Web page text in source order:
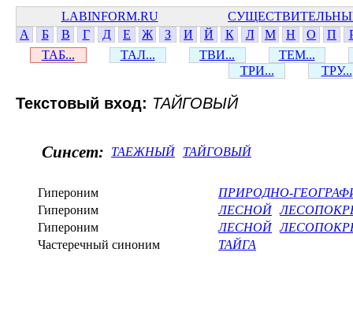
LABINFORM.RU
А
Б В Г Д Е Ж З И Й К Л М Н О П
ТАБ...
ТАЛ... ТВИ...
ТЕМ...
ТРИ...
ТРУ...
Текстовый вход: ТАЙГОВЫЙ
Синсет: ТАЕЖНЫЙ ТАЙГОВЫЙ
Гипероним
ПРИРОДНО-
Гипероним
ЛЕСНОЙ
Гипероним
ЛЕСНОЙ
Частеречный синоним
ТАЙГА